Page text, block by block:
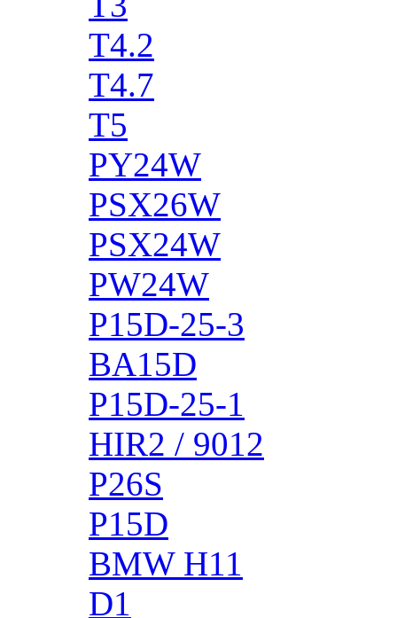
T4.2
T4.7
T5
PY24W
PSX26W
PSX24W
PW24W
P15D-25-3
BA15D
P15D-25-1
HIR2 / 9012
P26S
P15D
BMW H11
D1